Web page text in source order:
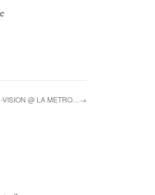
VISION @ LA METRO…→